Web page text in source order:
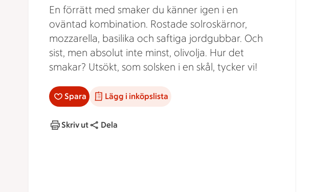
En förrätt med smaker du känner igen i en
oväntad kombination. Rostade solroskärnor,
mozzarella, basilika och saftiga jordgubbar. Och
sist, men absolut inte minst, olivolja. Hur det
smakar? Utsökt, som solsken i en skål, tycker vi!
Spara Lägg i inköpslista
Skriv ut Dela